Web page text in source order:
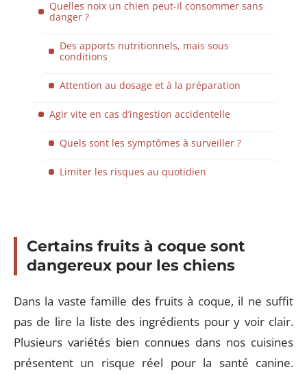
Quelles noix un chien peut-il consommer sans
danger ?
Des apports nutritionnels, mais sous
conditions
Attention au dosage et à la préparation
Agir vite en cas d’ingestion accidentelle
Quels sont les symptômes à surveiller ?
Limiter les risques au quotidien
Certains fruits à coque sont
dangereux pour les chiens
Dans la vaste famille des fruits à coque, il ne suffit
pas de lire la liste des ingrédients pour y voir clair.
Plusieurs variétés bien connues dans nos cuisines
présentent un risque réel pour la santé canine.